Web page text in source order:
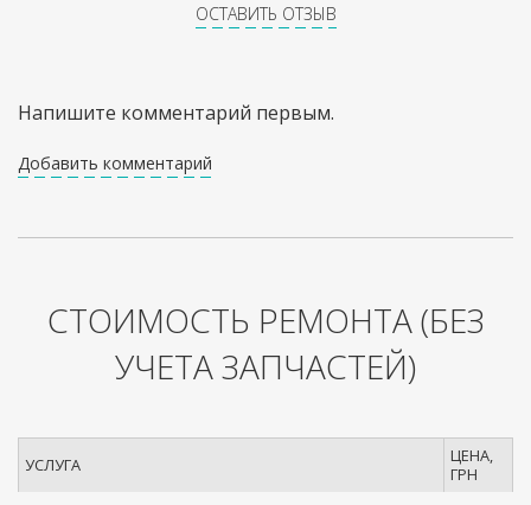
ОСТАВИТЬ ОТЗЫВ
Напишите комментарий первым.
Добавить комментарий
СТОИМОСТЬ РЕМОНТА(БЕЗ
УЧЕТА ЗАПЧАСТЕЙ)
УСЛУГА
ЦЕНА,
ГРН